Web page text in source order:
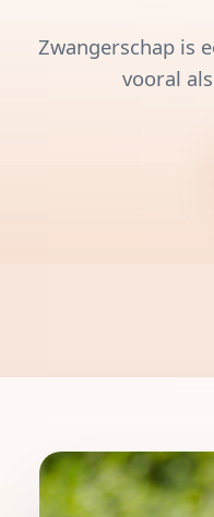
Zwangerschap is
vooral